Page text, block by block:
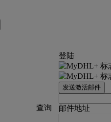
查询
登陆
发送激活邮件
邮件地址